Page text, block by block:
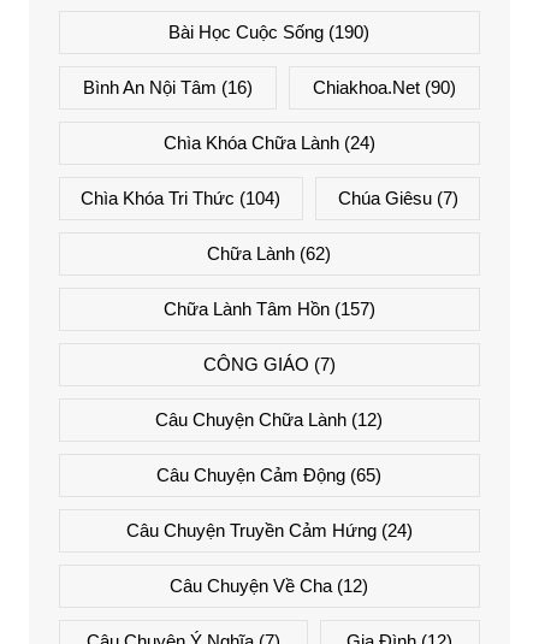
Bài Học Cuộc Sống (190)
Bình An Nội Tâm (16) Chiakhoa.net (90)
Chìa Khóa Chữa Lành(24)
Chìa Khóa Tri Thức (104) Chúa Giêsu(7)
Chữa Lành (62)
Chữa Lành Tâm Hồn(157)
CÔNG GIÁO (7)
Câu Chuyện Chữa Lành (12)
Câu Chuyện Cảm Động (65)
Câu Chuyện Truyền Cảm Hứng(24)
Câu Chuyện Về Cha (12)